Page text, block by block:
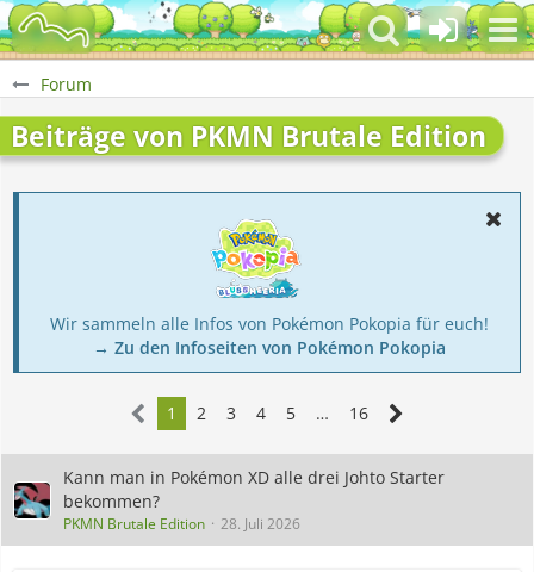
Forum
Beiträge von PKMN Brutale Edition
Wir sammeln alle Infos von Pokémon Pokopia für euch!
→ Zu den Infoseiten von Pokémon Pokopia
1 2 3 4 5 … 16
Kann man in Pokémon XD alle drei Johto Starter
bekommen?
PKMN Brutale Edition 28. Juli 2026